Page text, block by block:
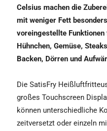
Celsius machen die
mit weniger Fett
voreingestellte
Hühnchen, Gemüse,
Backen, Dörren und
Die SatisFry
großes Touchscreen
können unterschiedliche
zeitversetzt oder einzeln